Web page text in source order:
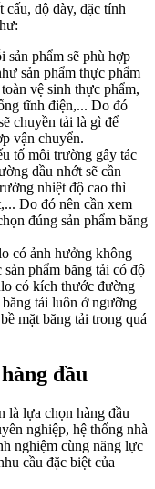
độ dày, đặc tính
sản phẩm sẽ phù hợp
sản phẩm thực phẩm
vệ sinh thực phẩm,
tĩnh điện,... Do đó
chuyền tải là gì để
vận chuyển.
tố môi trường gây tác
dầu nhớt sẽ cần
nhiệt độ cao thì
Do đó nên cần xem
đúng sản phẩm băng
có ảnh hưởng không
phẩm băng tải có độ
có kích thước đường
tải luôn ở ngưỡng
mặt băng tải trong quá
đầu
là lựa chọn hàng đầu
nghiệp, hệ thống nhà
nghiệm cùng năng lực
cầu đặc biệt của